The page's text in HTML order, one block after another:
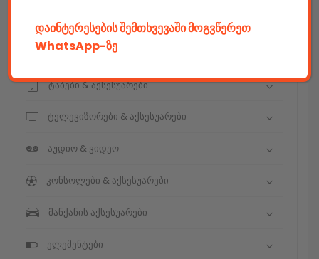
კამერები & აქსესუარები
ნოუთბუქები & აქსესუარები
ტაბები & აქსესუარები
ტელევიზორები & აქსესუარები
აუდიო & ვიდეო
კონსოლები & აქსესუარები
მანქანის აქსესუარები
ელემენტები
დაინტერესების შემთხვევაში მოგვწერეთ
WhatsApp-ზე